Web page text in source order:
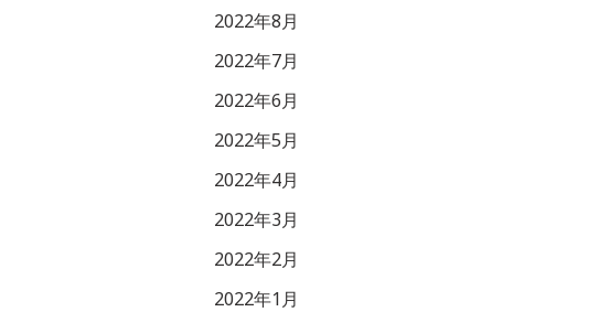
2022年8月
2022年7月
2022年6月
2022年5月
2022年4月
2022年3月
2022年2月
2022年1月